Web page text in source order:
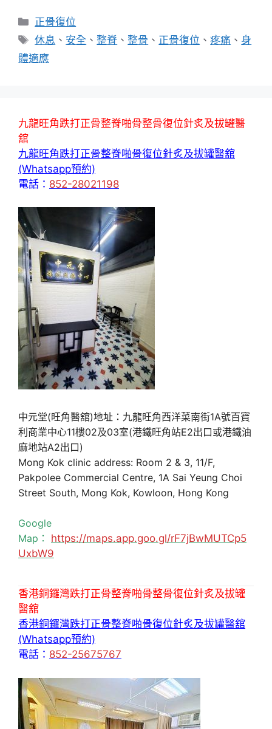
分
類
正骨復位
標
籤
休息 、 安全 、整脊 、整骨 、 正骨復位 、疼痛 、 身
體適應
九龍旺角跌打正骨整脊啪骨整骨復位針炙及拔罐醫
舘
九龍旺角跌打正骨整脊啪骨復位針炙及拔罐醫舘
(Whatsapp預約)
電話： 852-28021198
中元堂(旺角醫舘)地址：九龍旺角西洋菜南街1A號百寶
利商業中心11樓02及03室(港鐵旺角站E2出口或港鐵油
麻地站A2出口)
Mong Kok clinic address: Room 2 & 3, 11/F,
Pakpolee Commercial Centre, 1A Sai Yeung Choi
Street South, Mong Kok, Kowloon, Hong Kong
Google
Map： https://maps.app.goo.gl/rF7jBwMUTCp5
UxbW9
香港銅鑼灣跌打正骨整脊啪骨整骨復位針炙及拔罐
醫舘
香港銅鑼灣跌打正骨整脊啪骨復位針炙及拔罐醫舘
(Whatsapp預約)
電話： 852-25675767